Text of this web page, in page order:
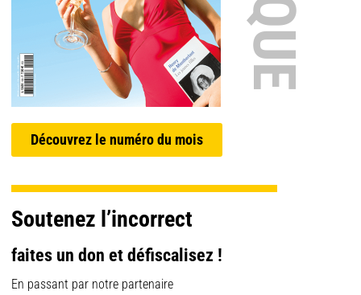
Découvrez le numéro du mois
Soutenez l’incorrect
faites un don et défiscalisez !
En passant par notre partenaire